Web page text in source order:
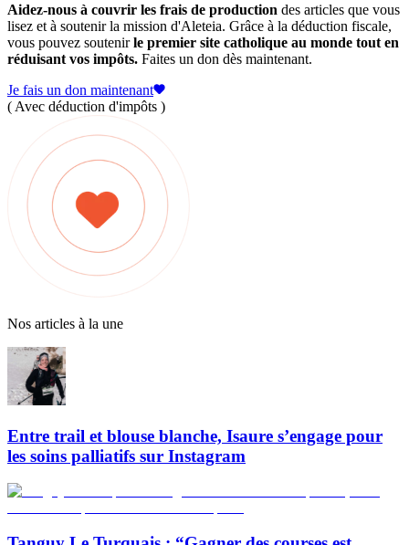
Aidez-nous à couvrir les frais de production des articles que vous
lisez et à soutenir la mission d'Aleteia. Grâce à la déduction fiscale,
vous pouvez soutenirle premier site catholique au monde tout en
réduisant vos impôts. Faites un don dès maintenant.
Je fais un don maintenant
( Avec déduction d'impôts )
Nos articles à la une
Entre trail et blouse blanche, Isaure s’engage pour
les soins palliatifs sur Instagram